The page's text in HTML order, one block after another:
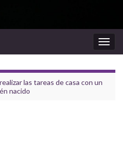
la
las tareas de casa con un
nacido